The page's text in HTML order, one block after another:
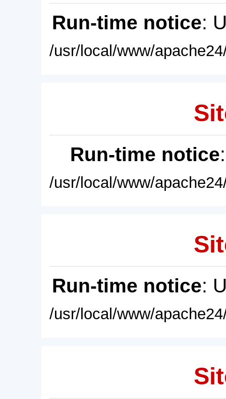
Run-time notice:
/usr/local/www/
Run-time notice
/usr/local/www/
Run-time notice:
/usr/local/www/